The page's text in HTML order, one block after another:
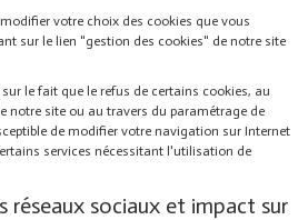
votre choix des cookies que vous
sur le lien "gestion des cookies" de notre site
le fait que le refus de certains cookies, au
notre site ou au travers du paramétrage de
de modifier votre navigation sur Internet
services nécessitant l'utilisation de
réseaux sociaux et impact sur